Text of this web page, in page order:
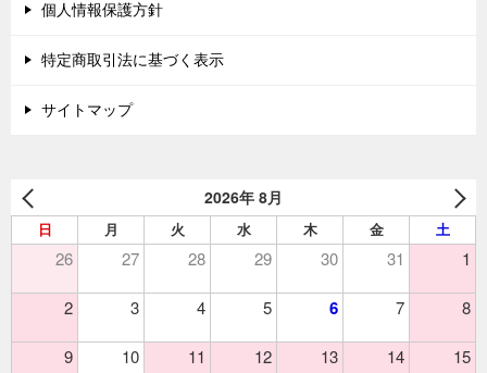
個人情報保護方針
特定商取引法に基づく表示
サイトマップ
2026年 8月
日 月 火 水 木 金 土
26 27 28 29 30 31 1
2 3 4 5 6 7 8
9 10 11 12 13 14 15